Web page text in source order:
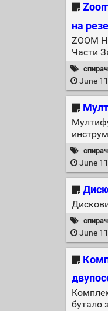
на
ZOOM
Части
June
June
June
бутало